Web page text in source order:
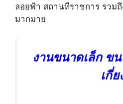
ลอยฟ้า สถานทีราชการ รวมถึ
มากมาย
งานขนาดเล็ก ข
เกี่ย